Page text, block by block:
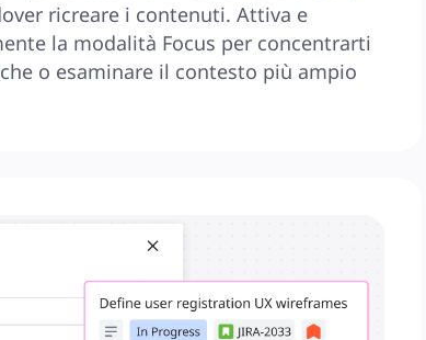
ricreare i contenuti. Attiva e
la modalità Focus per concentrarti
o esaminare il contesto più ampio